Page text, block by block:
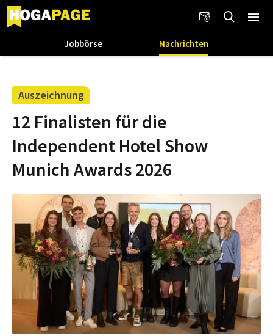
Jobbörse Nachrichten
Auszeichnung
12 Finalisten für die
Independent Hotel Show
Munich Awards 2026